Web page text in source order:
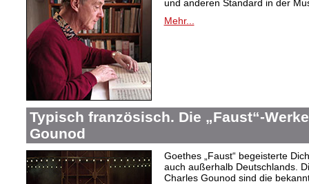
und anderen Standard in der
Mehr...
Typisch französisch. Die „Faust“-
Gounod
Goethes „Faust“ begeisterte
auch außerhalb Deutschlands.
Charles Gounod sind die